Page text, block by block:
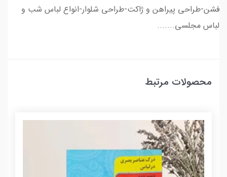
فشن-طراحی پیراهن و ژاکت-طراحی شلوار-انواع لباس شب و
لباس مجلسی.......
محصولات مرتبط